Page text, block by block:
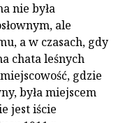
nie była
ale
a w czasach, gdy
chata leśnych
gdzie
była miejscem
jest iście